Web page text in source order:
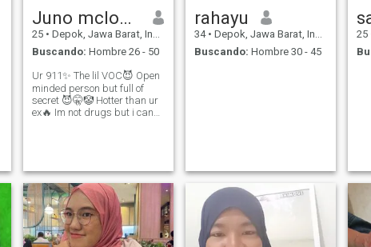
Juno mclouise
25 • Depok, Jawa Barat, Indonesia
Buscando: Hombre 26 - 50
Ur 911✨ The lil VOC😈 Open
minded person but full of
secret 😈🤫🤡 Hotter than ur
ex🔥 Im not drugs but i can
rahayu
34 • Depok, Jawa Barat, Indonesia
Buscando: Hombre 30 - 45
25